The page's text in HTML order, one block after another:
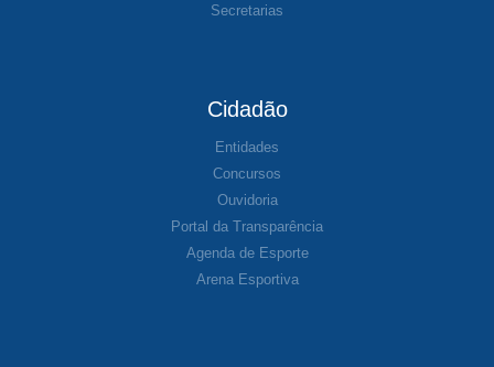
Secretarias
Cidadão
Entidades
Concursos
Ouvidoria
Portal da Transparência
Agenda de Esporte
Arena Esportiva